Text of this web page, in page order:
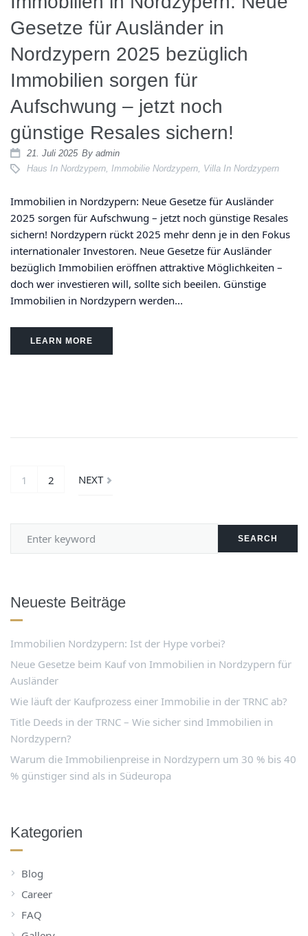
Gesetze für Ausländer in
Nordzypern 2025 bezüglich
Immobilien sorgen für
Aufschwung – jetzt noch
günstige Resales sichern!
21. Juli 2025 By admin
Haus In Nordzypern, Immobilie Nordzypern, Villa In Nordzypern
Immobilien in Nordzypern: Neue Gesetze für Ausländer
2025 sorgen für Aufschwung – jetzt noch günstige Resales
sichern! Nordzypern rückt 2025 mehr denn je in den Fokus
internationaler Investoren. Neue Gesetze für Ausländer
bezüglich Immobilien eröffnen attraktive Möglichkeiten –
doch wer investieren will, sollte sich beeilen. Günstige
Immobilien in Nordzypern werden...
LEARN MORE
1 2 NEXT
SEARCH
Neueste Beiträge
Immobilien Nordzypern: Ist der Hype vorbei?
Neue Gesetze beim Kauf von Immobilien in Nordzypern für
Ausländer
Wie läuft der Kaufprozess einer Immobilie in der TRNC ab?
Title Deeds in der TRNC – Wie sicher sind Immobilien in
Nordzypern?
Warum die Immobilienpreise in Nordzypern um 30 % bis 40
% günstiger sind als in Südeuropa
Kategorien
Blog
Career
FAQ